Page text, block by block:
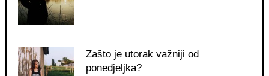
Zašto je utorak važniji od
ponedjeljka?